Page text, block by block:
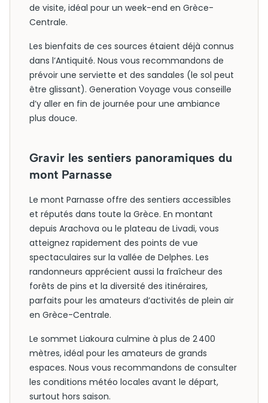
de visite, idéal pour un week-end en Grèce-
Centrale.
Les bienfaits de ces sources étaient déjà connus
dans l’Antiquité. Nous vous recommandons de
prévoir une serviette et des sandales (le sol peut
être glissant). Generation Voyage vous conseille
d’y aller en fin de journée pour une ambiance
plus douce.
Gravir les sentiers panoramiques du
mont Parnasse
Le mont Parnasse offre des sentiers accessibles
et réputés dans toute la Grèce. En montant
depuis Arachova ou le plateau de Livadi, vous
atteignez rapidement des points de vue
spectaculaires sur la vallée de Delphes. Les
randonneurs apprécient aussi la fraîcheur des
forêts de pins et la diversité des itinéraires,
parfaits pour les amateurs d’activités de plein air
en Grèce-Centrale.
Le sommet Liakoura culmine à plus de 2 400
mètres, idéal pour les amateurs de grands
espaces. Nous vous recommandons de consulter
les conditions météo locales avant le départ,
surtout hors saison.